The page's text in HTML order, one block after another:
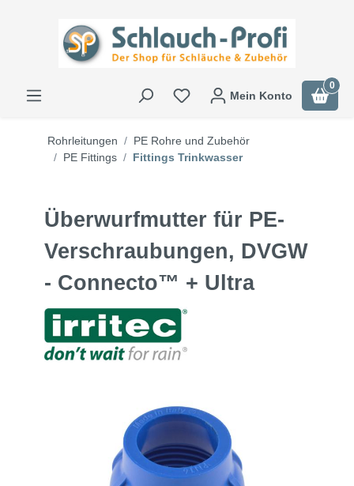
Mein Konto
0
Rohrleitungen
PE Rohre und Zubehör
PE Fittings
Fittings Trinkwasser
Überwurfmutter für PE-
Verschraubungen, DVGW
- Connecto™ + Ultra